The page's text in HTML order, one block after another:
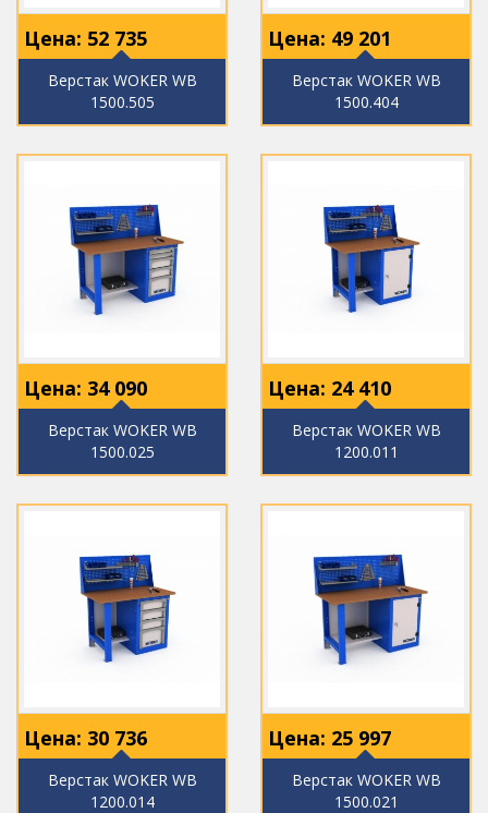
Цена: 52 735
Верстак WOKER WB
1500.505
Цена: 49 201
Верстак WOKER WB
1500.404
Цена: 34 090
Верстак WOKER WB
1500.025
Цена: 24 410
Верстак WOKER WB
1200.011
Цена: 30 736
Верстак WOKER WB
1200.014
Цена: 25 997
Верстак WOKER WB
1500.021